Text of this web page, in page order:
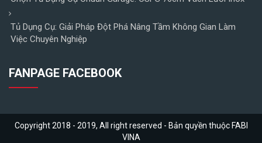
Tủ Dụng Cụ: Giải Pháp Đột Phá Nâng Tầm Không Gian Làm
Việc Chuyên Nghiệp
FANPAGE FACEBOOK
Copyright 2018 - 2019, All right reserved - Bản quyền thuộc FABI
VINA